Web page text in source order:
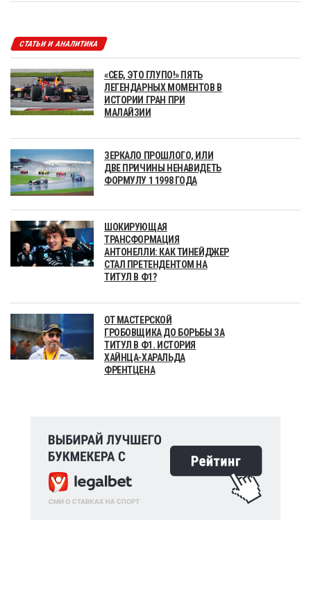
СТАТЬИ И АНАЛИТИКА
«СЕБ, ЭТО ГЛУПО!» ПЯТЬ
ЛЕГЕНДАРНЫХ МОМЕНТОВ В
ИСТОРИИ ГРАН ПРИ
МАЛАЙЗИИ
ЗЕРКАЛО ПРОШЛОГО, ИЛИ
ДВЕ ПРИЧИНЫ НЕНАВИДЕТЬ
ФОРМУЛУ 1 1998 ГОДА
ШОКИРУЮЩАЯ
ТРАНСФОРМАЦИЯ
АНТОНЕЛЛИ: КАК ТИНЕЙДЖЕР
СТАЛ ПРЕТЕНДЕНТОМ НА
ТИТУЛ В Ф1?
ОТ МАСТЕРСКОЙ
ГРОБОВЩИКА ДО БОРЬБЫ ЗА
ТИТУЛ В Ф1. ИСТОРИЯ
ХАЙНЦА-ХАРАЛЬДА
ФРЕНТЦЕНА